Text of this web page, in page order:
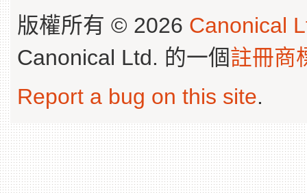
版權所有 © 2026 Canonical
Canonical Ltd. 的一個註冊商
Report a bug on this site.